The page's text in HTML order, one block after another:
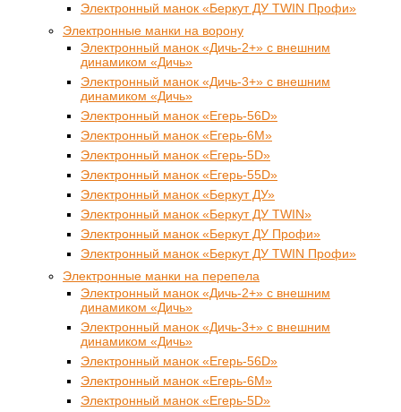
Электронный манок «Беркут ДУ TWIN Профи»
Электронные манки на ворону
Электронный манок «Дичь-2+» с внешним
динамиком «Дичь»
Электронный манок «Дичь-3+» с внешним
динамиком «Дичь»
Электронный манок «Егерь-56D»
Электронный манок «Егерь-6М»
Электронный манок «Егерь-5D»
Электронный манок «Егерь-55D»
Электронный манок «Беркут ДУ»
Электронный манок «Беркут ДУ TWIN»
Электронный манок «Беркут ДУ Профи»
Электронный манок «Беркут ДУ TWIN Профи»
Электронные манки на перепела
Электронный манок «Дичь-2+» с внешним
динамиком «Дичь»
Электронный манок «Дичь-3+» с внешним
динамиком «Дичь»
Электронный манок «Егерь-56D»
Электронный манок «Егерь-6М»
Электронный манок «Егерь-5D»